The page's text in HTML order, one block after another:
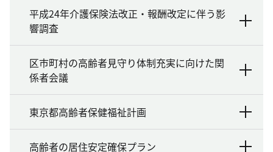
平成24年介護保険法改正・報酬改定に伴う影
響調査
区市町村の高齢者見守り体制充実に向けた関
係者会議
東京都高齢者保健福祉計画
高齢者の居住安定確保プラン